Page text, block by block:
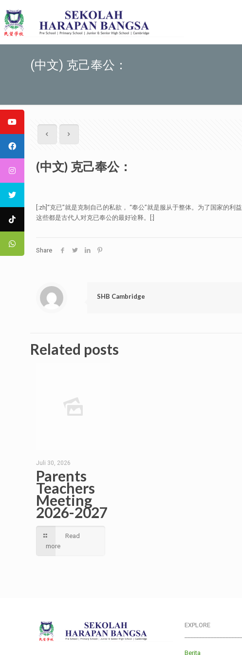
(中文) 克己奉公：
(中文) 克己奉公：
[:zh]“克已”就是克制自己的私欲， “奉公”就是服从于整体。为了国家的
这些都是古代人对克已奉公的最好诠释。[:]
Share
SHB Cambridge
Related posts
Juli 30, 2026
Parents
Teachers
Meeting
2026-2027
Read
more
EXPLORE
Berita